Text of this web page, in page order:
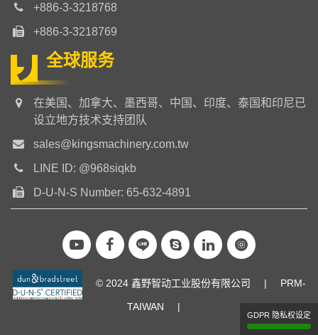
+886-3-3218768
+886-3-3218769
全球服务
在美国、加拿大、墨西哥、中国、印度、泰国和印尼已
设立地方技术支持团队
sales@kingsmachinery.com.tw
LINE ID: @968siqkb
D-U-N-S Number: 65-632-4891
© 2024 鑫野智动工业股份有限公司 | PRM-
TAIWAN |
GDPR 隐私权设定